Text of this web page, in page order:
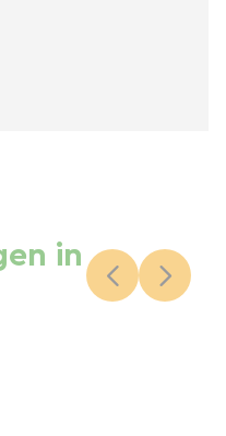
in